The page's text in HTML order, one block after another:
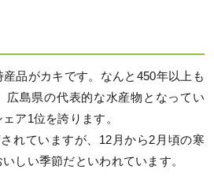
品がカキです。なんと450年以上も
広島県の代表的な水産物となってい
ア1位を誇ります。
れていますが、12月から2月頃の寒
しい季節だといわれています。